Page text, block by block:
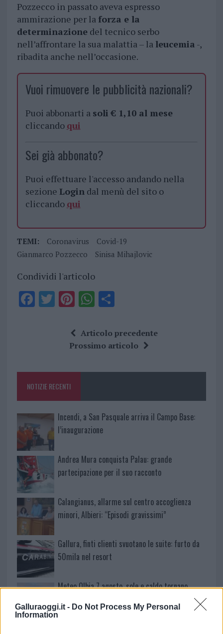
Galluraoggi.it - Do Not Process My Personal
Information
Pozzecco in passato aveva espresso
ammirazione per la forza e la
determinazionedel tecnico serbo
nell’affrontare la sua malattia – la leucemia -,
ribadita anche nell’occasione.
Vuoi rimuovere le pubblicità nazionali?
Puoi abbonarti a soli € 1,10 al mese
cliccando qui
Sei già abbonato?
Puoi effettuare l'accesso andando nella
sezione Logindal menù del sito o
cliccando qui
TEMI: Coronavirus
Covid-19
Gianmarco Pozzecco
Sinisa Mihajlovic
Condividi l'articolo
F
o
k
T Pi
te
re
W
at
s
p
S
a
re
Articolo precedente
Prossimo articolo
NOTIZIE RECENTI
Incendi, a San Pasquale arriva il Campo Base:
l’inaugurazione
Andrea Mura conquista Palau: grande
partecipazione per il suo racconto
Calangianus, allarme sul centro accoglienza
minori, Albieri: “Episodi gravissimi”
Gallura, finti clienti svuotano le suite: furto da
50mila nel resort
Meteo Olbia 7 agosto, sole e caldo tornano